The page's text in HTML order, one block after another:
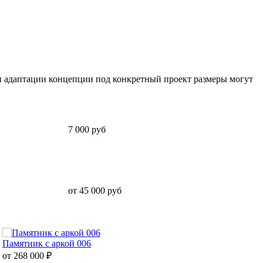
концепции под конкретный проект размеры могут
7 000 руб
от 45 000 руб
Памятник с аркой 006
от 268 000 ₽